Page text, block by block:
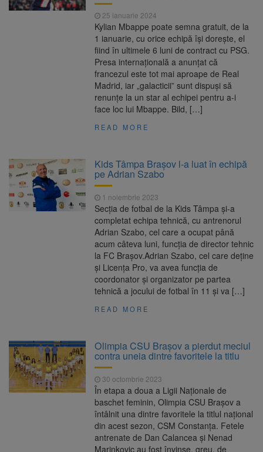
25 ianuarie 2024
Kylian Mbappe poate semna gratuit, de la
1 ianuarie, cu orice echipă își dorește, el
fiind în ultimele 6 luni de contract cu PSG.
Presa internațională a anunțat că
francezul este tot mai aproape de Real
Madrid, iar „galacticii” sunt dispuși să
renunțe la un star al echipei pentru a-i
face loc lui Mbappe. Bild, […]
READ MORE
Kids Tâmpa Brașov l-a luat în echipă
pe Adrian Szabo
1 noiembrie 2023
Secția de fotbal de la Kids Tâmpa și-a
completat echipa tehnică, cu antrenorul
Adrian Szabo, cel care a ocupat până
acum câteva luni, funcția de director tehnic
la FC Brașov.Adrian Szabo, cel care deține
și Licența Pro, va avea funcția de
coordonator și organizator pe partea
tehnică a jocului de fotbal în 11 și va […]
READ MORE
Olimpia CSU Brașov a pierdut meciul
contra uneia dintre favoritele la titlu
30 octombrie 2023
În etapa a doua a Ligii Naționale de
baschet feminin, Olimpia CSU Brașov a
întâlnit una dintre favoritele la titlul național
din acest sezon, CSM Constanța. Fetele
antrenate de Dan Calancea și Nenad
Marinkovic au fost învinse, greu, de